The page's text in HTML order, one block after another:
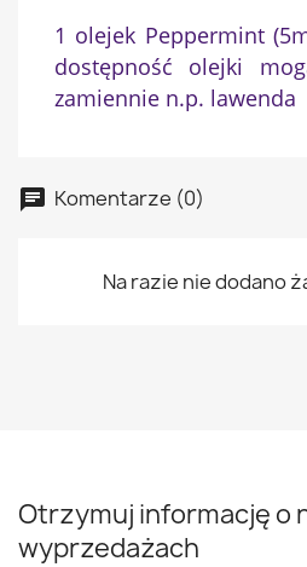
1 olejek Peppermint
dostępność olejki
zamiennie n.p.
Komentarze (0)
Na razie nie dodano
Otrzymuj informację o
wyprzedażach